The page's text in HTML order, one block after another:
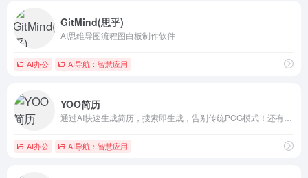
GitMind(思乎)
AI思维导图流程图白板制作软件
AI办公 AI导航：智慧应用
YOO简历
AI办公 AI导航：智慧应用